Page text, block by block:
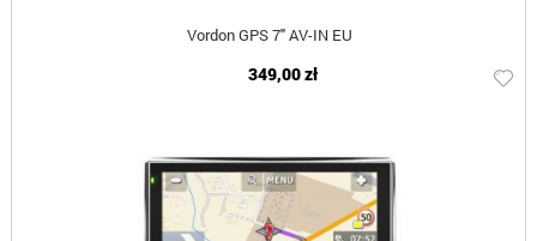
Vordon GPS 7" AV-IN EU
349,00 zł